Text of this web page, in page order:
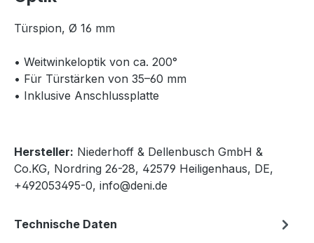
Türspion, Ø 16 mm
• Weitwinkeloptik von ca. 200°
• Für Türstärken von 35–60 mm
• Inklusive Anschlussplatte
Hersteller: Niederhoff & Dellenbusch GmbH &
Co.KG, Nordring 26-28, 42579 Heiligenhaus, DE,
+492053495-0, info@deni.de
Technische Daten